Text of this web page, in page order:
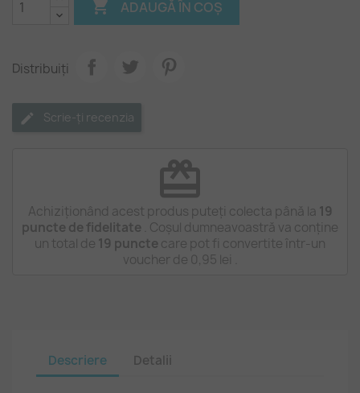
 ADAUGĂ ÎN COȘ
Distribuiți
Scrie-ți recenzia
redeem
Achiziționând acest produs puteți colecta până la 19
puncte de fidelitate . Coșul dumneavoastră va conține
un total de 19 puncte care pot fi convertite într-un
voucher de 0,95 lei
Descriere Detalii